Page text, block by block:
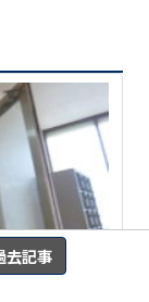
去記事